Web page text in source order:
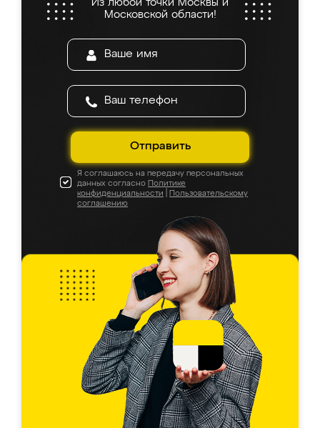
Из любой точки Москвы и
Московской области!
Отправить
Я соглашаюсь на передачу персональных
данных согласно Политике
конфиденциальности
Пользовательскому
соглашению